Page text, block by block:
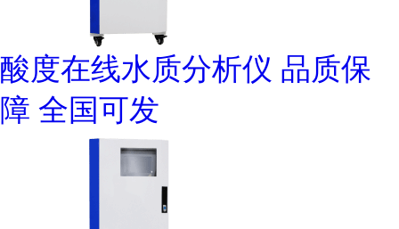
酸度在线水质分析仪 品质保
障 全国可发